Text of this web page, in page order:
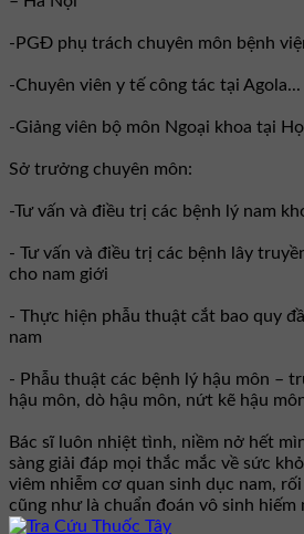
-PGĐ phụ trách chuyên môn bệnh
-Chuyên viên y tế công tác tại Agola...
-Giảng viên bộ môn Ngoại khoa tại
Sở trưởng chuyên môn:
-Tư vấn và điều trị các bệnh lý nam
- Tư vấn và điều trị các bệnh lây
cho nam giới
- Thực hiện phẫu thuật cắt bao quy
nam
- Phẫu thuật các bệnh lý hậu môn –
hậu môn, dò hậu môn, nứt kẽ hậu
Bác sĩ luôn nhiệt tình, niềm nở hết
sàng giải đáp mọi thắc mắc về sức
viêm nhiễm cơ quan sinh dục nam,
cũng như là chuẩn đoán vô sinh hiếm